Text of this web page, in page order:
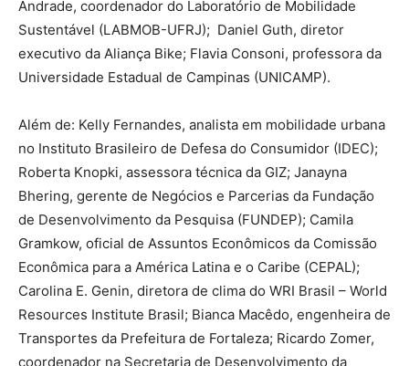
Andrade, coordenador do Laboratório de Mobilidade
Sustentável (LABMOB-UFRJ); Daniel Guth, diretor
executivo da Aliança Bike; Flavia Consoni, professora da
Universidade Estadual de Campinas (UNICAMP).
Além de: Kelly Fernandes, analista em mobilidade urbana
no Instituto Brasileiro de Defesa do Consumidor (IDEC);
Roberta Knopki, assessora técnica da GIZ; Janayna
Bhering, gerente de Negócios e Parcerias da Fundação
de Desenvolvimento da Pesquisa (FUNDEP); Camila
Gramkow, oficial de Assuntos Econômicos da Comissão
Econômica para a América Latina e o Caribe (CEPAL);
Carolina E. Genin, diretora de clima do WRI Brasil – World
Resources Institute Brasil; Bianca Macêdo, engenheira de
Transportes da Prefeitura de Fortaleza; Ricardo Zomer,
coordenador na Secretaria de Desenvolvimento da